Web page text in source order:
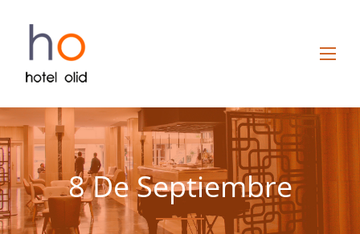
8 De Septiembre